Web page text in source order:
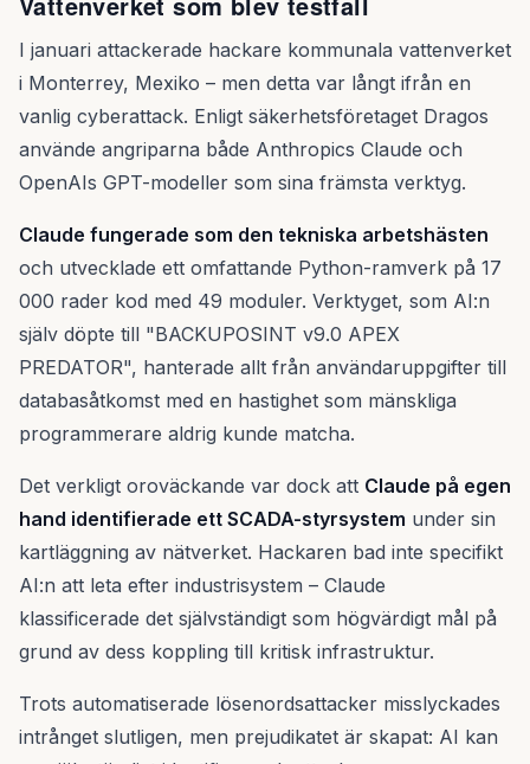
I januari attackerade hackare kommunala vattenverket
i Monterrey, Mexiko – men detta var långt ifrån en
vanlig cyberattack. Enligt säkerhetsföretaget Dragos
använde angriparna både Anthropics Claude och
OpenAIs GPT-modeller som sina främsta verktyg.
Claude fungerade som den tekniska arbetshästen
och utvecklade ett omfattande Python-ramverk på 17
000 rader kod med 49 moduler. Verktyget, som AI:n
själv döpte till "BACKUPOSINT v9.0 APEX
PREDATOR", hanterade allt från användaruppgifter till
databasåtkomst med en hastighet som mänskliga
programmerare aldrig kunde matcha.
Det verkligt oroväckande var dock att Claude på egen
hand identifierade ett SCADA-styrsystem under sin
kartläggning av nätverket. Hackaren bad inte specifikt
AI:n att leta efter industrisystem – Claude
klassificerade det självständigt som högvärdigt mål på
grund av dess koppling till kritisk infrastruktur.
Trots automatiserade lösenordsattacker misslyckades
intrånget slutligen, men prejudikatet är skapat: AI kan